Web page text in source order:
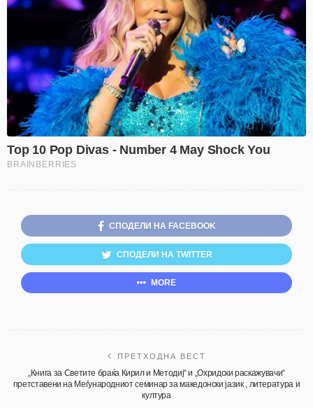
СПОДЕЛИ НА FACEBOOK
СПОДЕЛИ НА TWITTER
MORE
ПРЕТХОДНА ВЕСТ
„Книга за Светите браќа Кирил и Методиј“ и „Охридски раскажувачи“
претставени на Меѓународниот семинар за македонски јазик , литература и
култура